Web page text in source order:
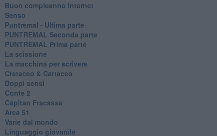
​Buon compleanno Internet
Senso
Puntremal - Ultima parte
PUNTREMAL Seconda parte
​PUNTREMAL Prima parte
La scissione
La macchina per scrivere
Cretaceo & Cartaceo
Doppi sensi
​Conte 2
​Capitan Fracassa
​Area 51
Varie dal mondo
​Linguaggio giovanile